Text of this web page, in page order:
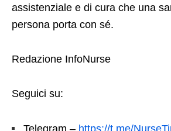
assistenziale e di cura che una
persona porta con sé.
Redazione InfoNurse
Seguici su:
Telegram – https://t.me/